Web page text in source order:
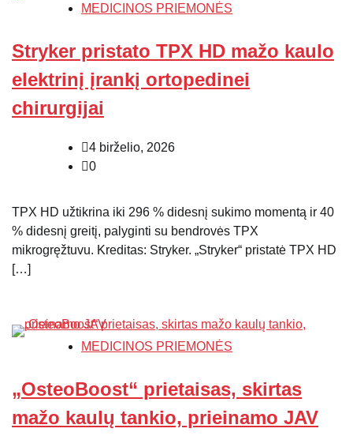
MEDICINOS PRIEMONĖS
Stryker pristato TPX HD mažo kaulo
elektrinį įrankį ortopedinei
chirurgijai
4 birželio, 2026
0
TPX HD užtikrina iki 296 % didesnį sukimo momentą ir 40
% didesnį greitį, palyginti su bendrovės TPX
mikrogręžtuvu. Kreditas: Stryker. „Stryker“ pristatė TPX HD
[…]
MEDICINOS PRIEMONĖS
„OsteoBoost“ prietaisas, skirtas
mažo kaulų tankio, prieinamo JAV